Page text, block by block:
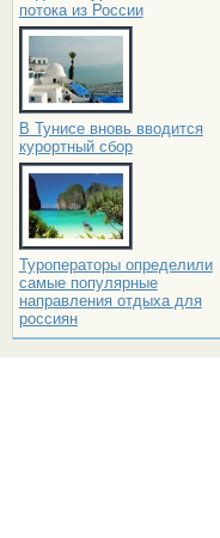
потока из России
В Тунисе вновь вводится
курортный сбор
Туроператоры определили
самые популярные
направления отдыха для
россиян